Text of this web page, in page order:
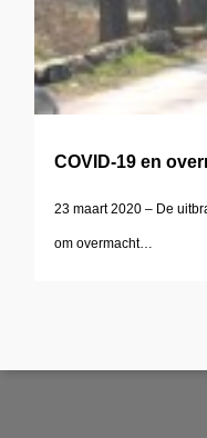
COVID-19 en
23 maart 2020 – De
om overmacht…